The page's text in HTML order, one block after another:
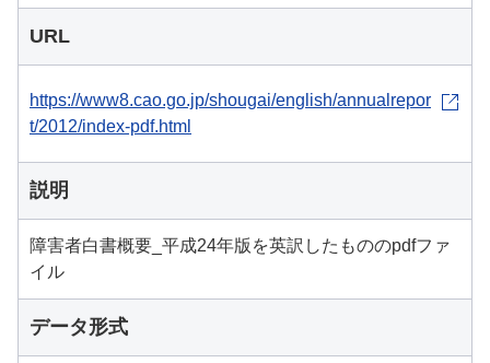
URL
https://www8.cao.go.jp/shougai/english/annualrepor
t/2012/index-pdf.html
説明
障害者白書概要_平成24年版を英訳したもののpdfファ
イル
データ形式